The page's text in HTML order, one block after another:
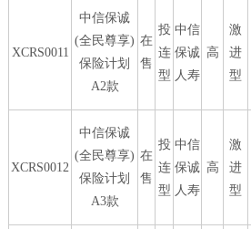
XCRS0011
中信保诚
(全民尊享)
保险计划
A2款
在
售
投
连
型
中信
保诚
人寿
高
激
进
型
XCRS0012
中信保诚
(全民尊享)
保险计划
A3款
在
售
投
连
型
中信
保诚
人寿
高
激
进
型